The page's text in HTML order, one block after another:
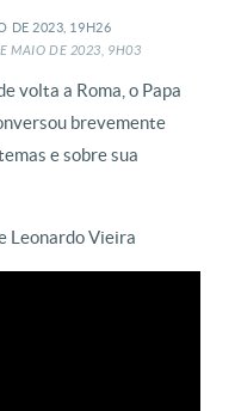
DE 2023, 19H26
MAIO DE 2023, 9H03
volta a Roma, o Papa
brevemente
e sobre sua
Leonardo Vieira